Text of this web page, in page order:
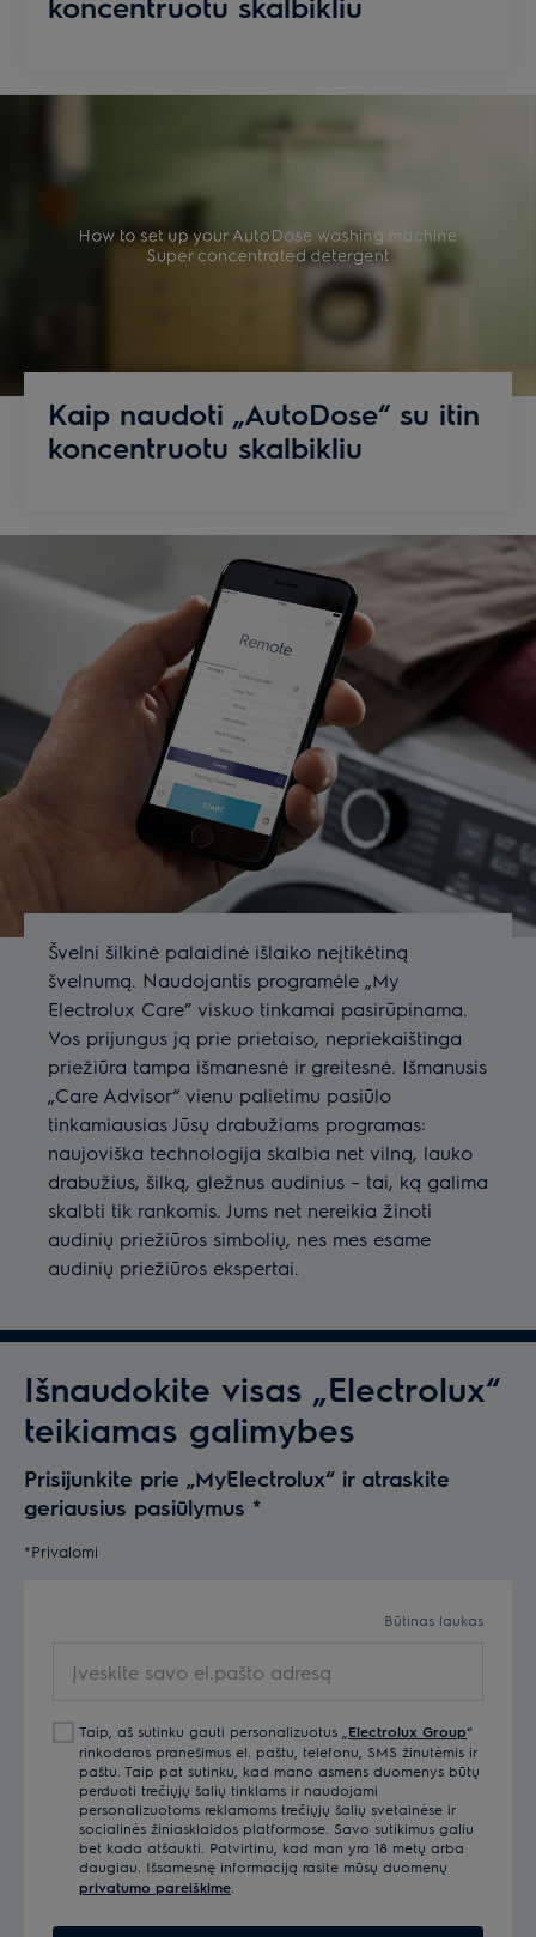
Kaip naudoti „AutoDose“ su itin
koncentruotu skalbikliu
Švelni šilkinė palaidinė išlaiko neįtikėtiną
švelnumą. Naudojantis programėle „My
Electrolux Care” viskuo tinkamai pasirūpinama.
Vos prijungus ją prie prietaiso, nepriekaištinga
priežiūra tampa išmanesnė ir greitesnė. Išmanusis
„Care Advisor“ vienu palietimu pasiūlo
tinkamiausias Jūsų drabužiams programas:
naujoviška technologija skalbia net vilną, lauko
drabužius, šilką, gležnus audinius – tai, ką galima
skalbti tik rankomis. Jums net nereikia žinoti
audinių priežiūros simbolių, nes mes esame
audinių priežiūros ekspertai.
Išnaudokite visas „Electrolux“
teikiamas galimybes
Prisijunkite prie „MyElectrolux“ ir atraskite
geriausius pasiūlymus *
*Privalomi
Būtinas laukas
savo
adresą
Taip, aš sutinku gauti personalizuotus „ Electrolux Group“
rinkodaros pranešimus el. paštu, telefonu, SMS žinutėmis ir
paštu. Taip pat sutinku, kad mano asmens duomenys būtų
perduoti trečiųjų šalių tinklams ir naudojami
personalizuotoms reklamoms trečiųjų šalių svetainėse ir
socialinės žiniasklaidos platformose. Savo sutikimus galiu
bet kada atšaukti. Patvirtinu, kad man yra 18 metų arba
daugiau. Išsamesnę informaciją rasite mūsų duomenų
privatumo pareiškime